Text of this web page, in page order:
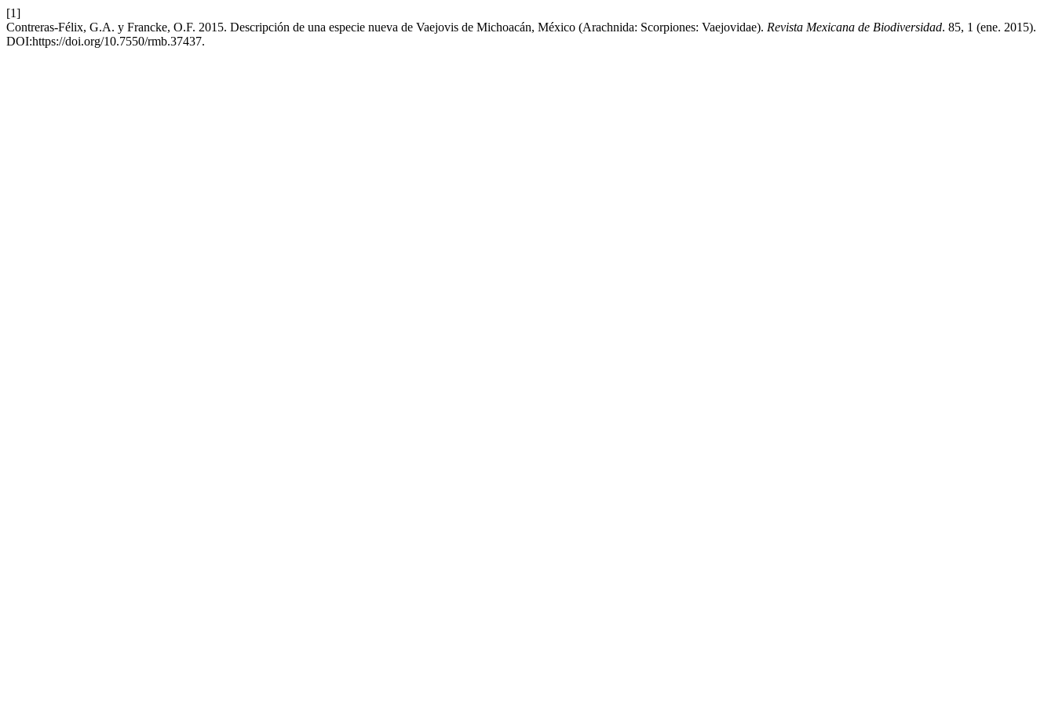
[1]
Contreras-Félix, G.A. y Francke, O.F. 2015. Descripción de una especie nueva de Vaejovis de Michoacán, México (Arachnida: Scorpiones: Vaejovidae). Revista Mexicana de Biodiversidad. 85, 1 (ene. 2015).
DOI:https://doi.org/10.7550/rmb.37437.